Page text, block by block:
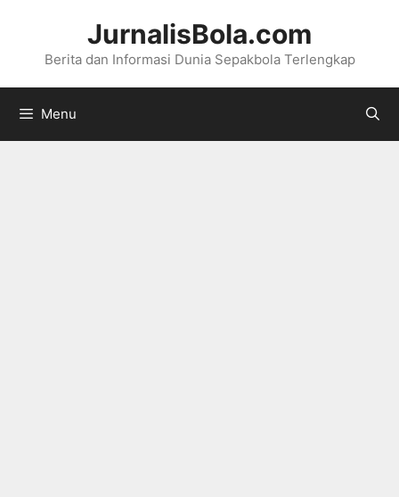
JurnalisBola.com
Berita dan Informasi Dunia Sepakbola Terlengkap
Menu